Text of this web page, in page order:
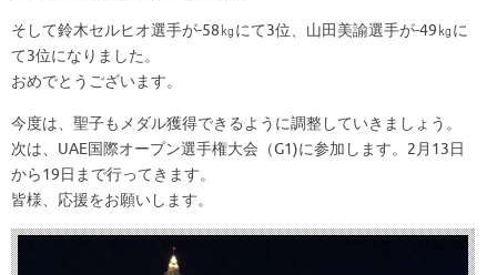
そして鈴木セルヒオ選手が-58㎏にて3位、山田美諭選手が-49㎏に
て3位になりました。
おめでとうございます。
今度は、聖子もメダル獲得できるように調整していきましょう。
次は、UAE国際オープン選手権大会（G1)に参加します。2月13日
から19日まで行ってきます。
皆様、応援をお願いします。